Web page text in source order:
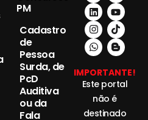
PM
Cadastro
de
Pessoa
Surda, de
PcD
Auditiva
ou da
Fala
IMPORTANTE!
Este portal
não é
destinado